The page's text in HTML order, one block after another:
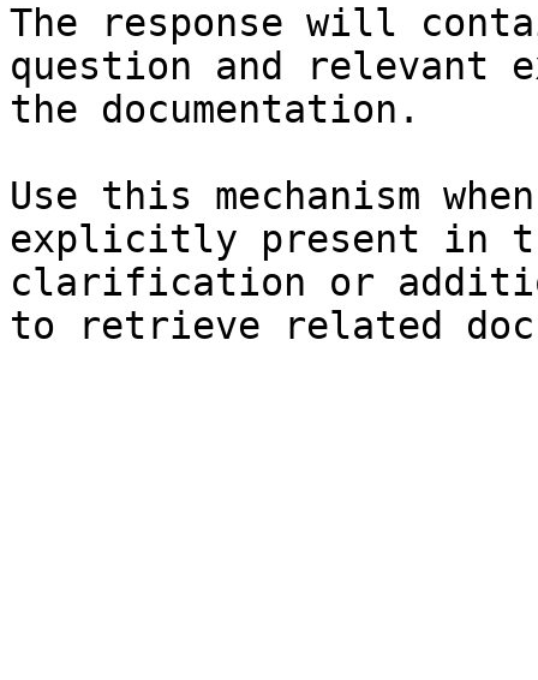
The response will
question and relevant
the documentation.
Use this mechanism
explicitly present in
clarification or